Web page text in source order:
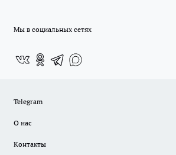
Мы в социальных сетях
Telegram
О нас
Контакты